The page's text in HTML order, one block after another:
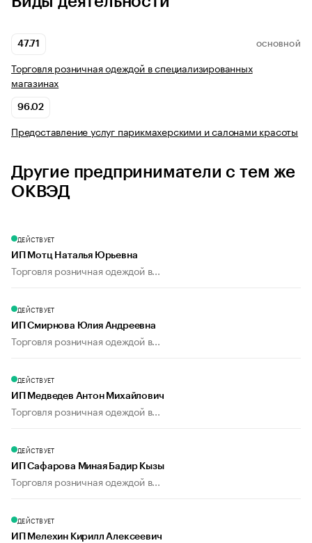
47.71 ОСНОВНОЙ
Торговля розничная одеждой в специализированных
магазинах
96.02
Предоставление услуг парикмахерскими и салонами красоты
Другие предприниматели с тем же
ОКВЭД
ДЕЙСТВУЕТ
ИП Мотц Наталья Юрьевна
Торговля розничная одеждой в...
ДЕЙСТВУЕТ
ИП Смирнова Юлия Андреевна
Торговля розничная одеждой в...
ДЕЙСТВУЕТ
ИП Медведев Антон Михайлович
Торговля розничная одеждой в...
ДЕЙСТВУЕТ
ИП Сафарова Миная Бадир Кызы
Торговля розничная одеждой в...
ДЕЙСТВУЕТ
ИП Мелехин Кирилл Алексеевич